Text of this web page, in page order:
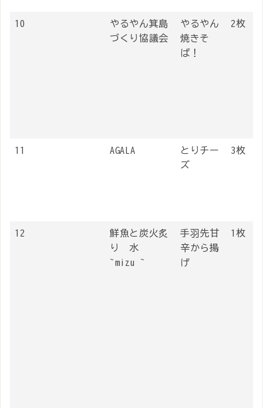
10
やるやん箕島
づくり協議会
やるやん
焼きそ
ば！
2枚
11 AGALA
とりチー
ズ
3枚
12
鮮魚と炭火炙
り 水
~mizu ~
手羽先甘
辛から揚
げ
1枚